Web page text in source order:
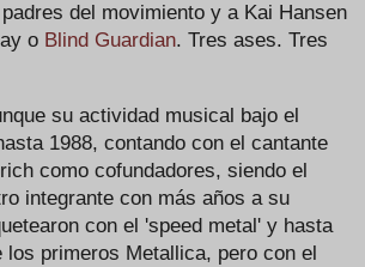
del movimiento y a Kai Hansen
o Blind Guardian. Tres ases. Tres
su actividad musical bajo el
1988, contando con el cantante
como cofundadores, siendo el
integrante con más años a su
con el 'speed metal' y hasta
primeros Metallica, pero con el